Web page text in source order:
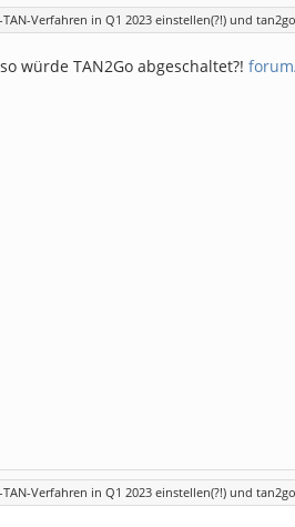
TAN-Verfahren in Q1 2023 einstellen(?!) und
würde TAN2Go abgeschaltet?!
TAN-Verfahren in Q1 2023 einstellen(?!) und